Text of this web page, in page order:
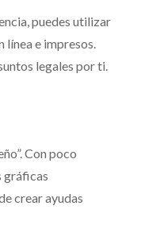
puedes utilizar
línea e impresos.
legales por ti.
Con poco
gráficas
crear ayudas